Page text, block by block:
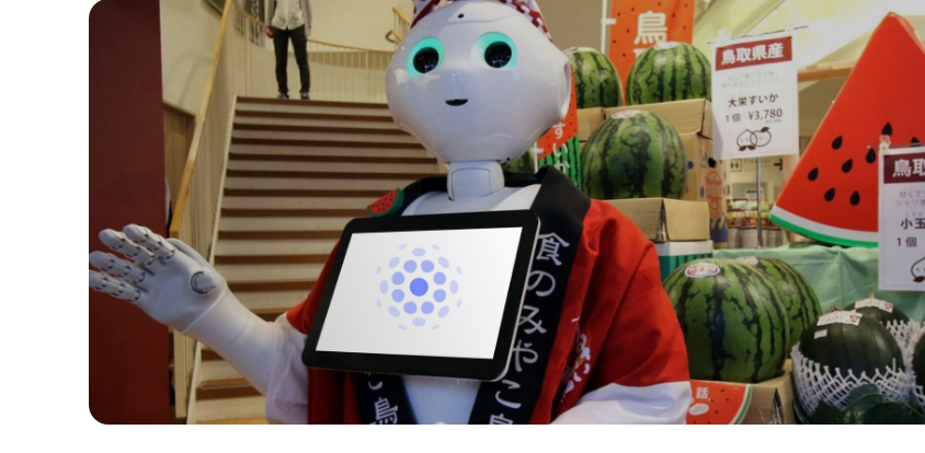
В современном мире eCommerce искусственный интеллект стал не просто технологическим
трендом, а настоящим ключом к успеху. Рост конкуренции заставляет онлайн-ритейлеров
искать новые способы привлечения и удержания клиентов, которые теперь ожидают